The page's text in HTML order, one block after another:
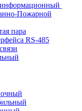
Пожарной
пара
RS-485